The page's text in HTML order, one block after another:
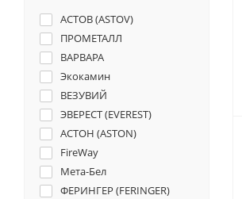
АСТОВ (ASTOV)
ПРОМЕТАЛЛ
ВАРВАРА
Экокамин
ВЕЗУВИЙ
ЭВЕРЕСТ (EVEREST)
АСТОН (ASTON)
FireWay
Мета-Бел
ФЕРИНГЕР (FERINGER)